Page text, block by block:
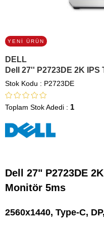
YENI ÜRÜN
DELL
Dell 27'' P2723DE 2K
Stok Kodu P2723DE
Toplam Stok Adedi : 1
Dell 27" P2723DE
Monitör 5ms
2560x1440, Type-C,